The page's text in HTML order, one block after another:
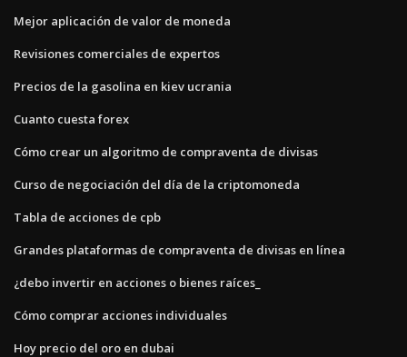
Mejor aplicación de valor de moneda
Revisiones comerciales de expertos
Precios de la gasolina en kiev ucrania
Cuanto cuesta forex
Cómo crear un algoritmo de compraventa de divisas
Curso de negociación del día de la criptomoneda
Tabla de acciones de cpb
Grandes plataformas de compraventa de divisas en línea
¿debo invertir en acciones o bienes raíces_
Cómo comprar acciones individuales
Hoy precio del oro en dubai